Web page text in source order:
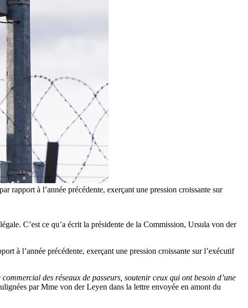
rapport à l’année précédente, exerçant une pression croissante sur
C’est ce qu’a écrit la présidente de la Commission, Ursula von der
à l’année précédente, exerçant une pression croissante sur l’exécutif
des réseaux de passeurs, soutenir ceux qui ont besoin d’une
par Mme von der Leyen dans la lettre envoyée en amont du